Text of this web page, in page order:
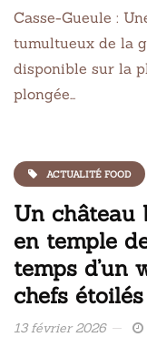
Casse-Gueule :
tumultueux de la
disponible sur la
plongée…
ACTUALITÉ FOOD
Un château
en temple
temps d’un
chefs
13 février 2026